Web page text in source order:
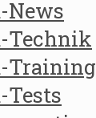
News
Technik
Training
Tests